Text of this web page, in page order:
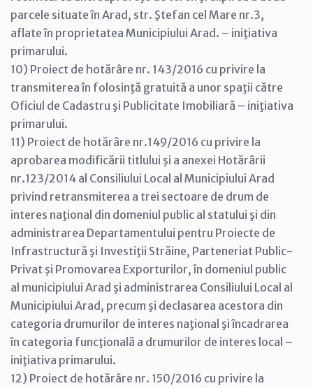
parcele situate în Arad, str. Ştefan cel Mare nr.3,
aflate în proprietatea Municipiului Arad. – iniţiativa
primarului.
10) Proiect de hotărâre nr. 143/2016 cu privire la
transmiterea în folosinţă gratuită a unor spaţii către
Oficiul de Cadastru şi Publicitate Imobiliară – iniţiativa
primarului.
11) Proiect de hotărâre nr.149/2016 cu privire la
aprobarea modificării titlului şi a anexei Hotărârii
nr.123/2014 al Consiliului Local al Municipiului Arad
privind retransmiterea a trei sectoare de drum de
interes naţional din domeniul public al statului şi din
administrarea Departamentului pentru Proiecte de
Infrastructură şi Investiţii Străine, Parteneriat Public-
Privat şi Promovarea Exporturilor, în domeniul public
al municipiului Arad şi administrarea Consiliului Local al
Municipiului Arad, precum şi declasarea acestora din
categoria drumurilor de interes naţional şi încadrarea
în categoria funcţională a drumurilor de interes local –
iniţiativa primarului.
12) Proiect de hotărâre nr. 150/2016 cu privire la